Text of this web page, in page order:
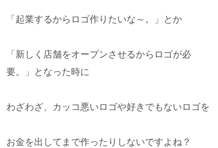
「起業するからロゴ作りたいな～。」とか
「新しく店舗をオープンさせるからロゴが必
要。」となった時に
わざわざ、カッコ悪いロゴや好きでもないロゴを
お金を出してまで作ったりしないですよね？